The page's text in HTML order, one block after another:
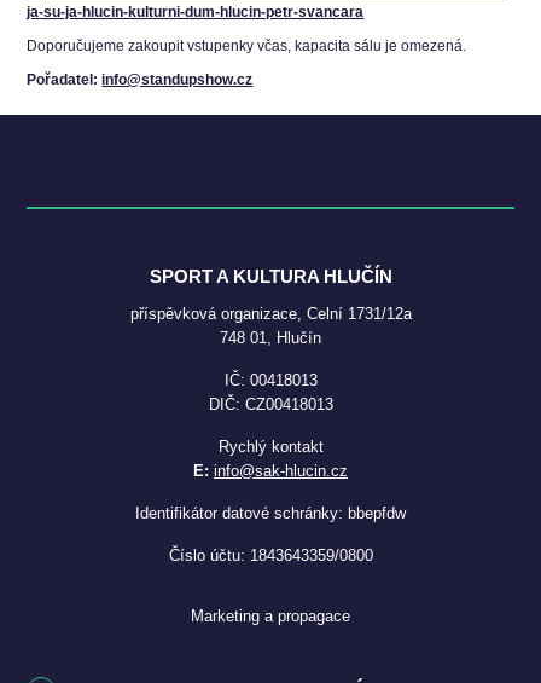
ja-su-ja-hlucin-kulturni-dum-hlucin-petr-svancara
Doporučujeme zakoupit vstupenky včas, kapacita sálu je omezená.
Pořadatel:info@standupshow.cz
SPORT A KULTURA HLUČÍN
příspěvková organizace, Celní 1731/12a
748 01, Hlučín
IČ: 00418013
DIČ: CZ00418013
Rychlý kontakt
E: info@sak-hlucin.cz
Identifikátor datové schránky: bbepfdw
Číslo účtu: 1843643359/0800
Marketing a propagace